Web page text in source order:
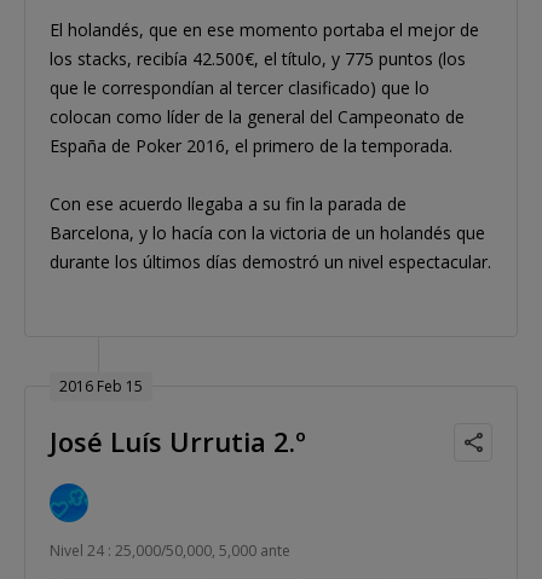
El holandés, que en ese momento portaba el mejor de
los stacks, recibía 42.500€, el título, y 775 puntos (los
que le correspondían al tercer clasificado) que lo
colocan como líder de la general del Campeonato de
España de Poker 2016, el primero de la temporada.
Con ese acuerdo llegaba a su fin la parada de
Barcelona, y lo hacía con la victoria de un holandés que
durante los últimos días demostró un nivel espectacular.
2016 Feb 15
José Luís Urrutia 2.º
Nivel 24 : 25,000/50,000, 5,000 ante